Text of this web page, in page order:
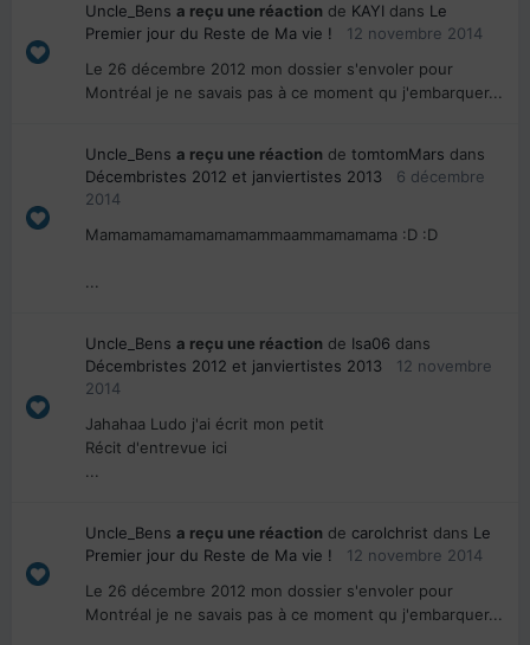
Uncle_Bens a reçu une réaction de KAYI dans Le
Premier jour du Reste de Ma vie !
12 novembre 2014
Le 26 décembre 2012 mon dossier s'envoler pour
Montréal je ne savais pas à ce moment qu j'embarquer...
Uncle_Bens a reçu une réaction de tomtomMars dans
Décembristes 2012 et janviertistes 2013
6 décembre
2014
Mamamamamamamamammaammamamama :D :D
...
Uncle_Bens a reçu une réaction de Isa06 dans
Décembristes 2012 et janviertistes 2013
12 novembre
2014
Jahahaa Ludo j'ai écrit mon petit
Récit d'entrevue ici
...
Uncle_Bens a reçu une réaction de carolchrist dans Le
Premier jour du Reste de Ma vie !
12 novembre 2014
Le 26 décembre 2012 mon dossier s'envoler pour
Montréal je ne savais pas à ce moment qu j'embarquer...